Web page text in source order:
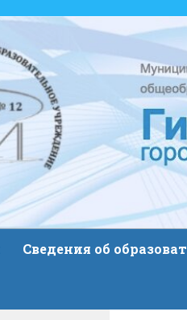
Сведения об